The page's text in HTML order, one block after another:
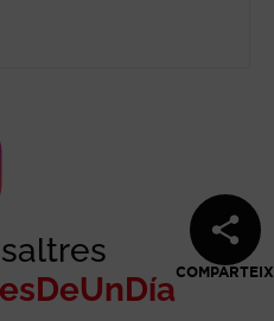
COMPARTEIX